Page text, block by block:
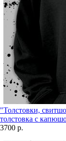
"Толстовки,
толстовка с
3700 р.